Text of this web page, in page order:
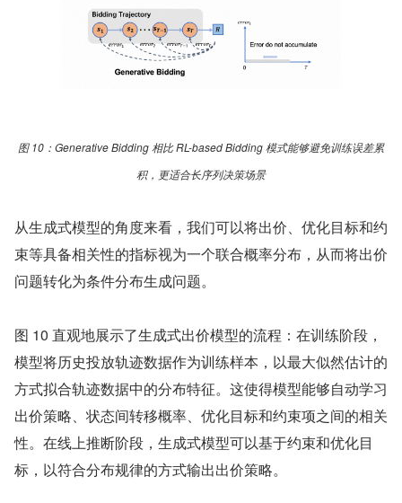
图 10：Generative Bidding 相比 RL-based Bidding 模式能够避免训练误差累
积，更适合长序列决策场景
从生成式模型的角度来看，我们可以将出价、优化目标和约
束等具备相关性的指标视为一个联合概率分布，从而将出价
问题转化为条件分布生成问题。
图 10 直观地展示了生成式出价模型的流程：在训练阶段，
模型将历史投放轨迹数据作为训练样本，以最大似然估计的
方式拟合轨迹数据中的分布特征。这使得模型能够自动学习
出价策略、状态间转移概率、优化目标和约束项之间的相关
性。在线上推断阶段，生成式模型可以基于约束和优化目
标，以符合分布规律的方式输出出价策略。